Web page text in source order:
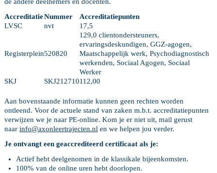
AccreditatieNummer
Accreditatiepunten
LVSC
nvt 17,5
Registerplein520820
129,0 clientondersteuners,
ervaringsdeskundigen, GGZ-agogen,
Maatschappelijk werk, Psychodiagnostisch
werkenden, Sociaal Agogen, Sociaal
Werker
SKJ
SKJ212710112,00
Aan bovenstaande informatie kunnen geen rechten worden
ontleend. Voor de actuele stand van zaken m.b.t. accreditatiepunten
verwijzen we je naar PE-online. Kom je er niet uit, mail gerust
naar info@axonleertrajecten.nl en we helpen jou verder.
Je ontvangt een geaccrediteerd certificaat als je:
Actief hebt deelgenomen in de klassikale bijeenkomsten.
100% van de online uren hebt doorlopen.